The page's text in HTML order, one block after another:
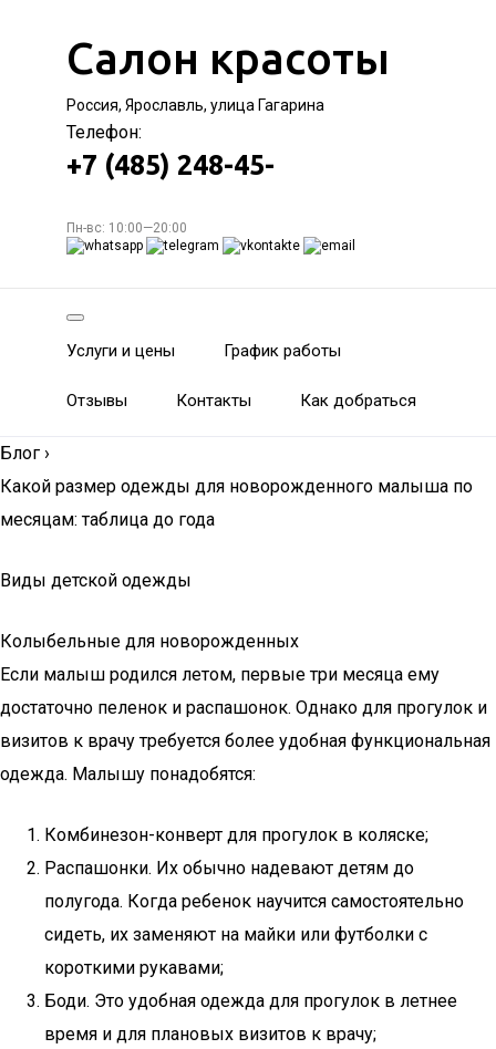
Салон красоты
Россия, Ярославль, улица Гагарина
Телефон:
+7 (485) 248-45-
Пн-вс: 10:00—20:00
Услуги и цены График работы
Отзывы Контакты Как добраться
Блог ›
Какой размер одежды для новорожденного малыша по
месяцам: таблица до года
Виды детской одежды
Колыбельные для новорожденных
Если малыш родился летом, первые три месяца ему
достаточно пеленок и распашонок. Однако для прогулок и
визитов к врачу требуется более удобная функциональная
одежда. Малышу понадобятся:
Комбинезон-конверт для прогулок в коляске;
Распашонки. Их обычно надевают детям до
полугода. Когда ребенок научится самостоятельно
сидеть, их заменяют на майки или футболки с
короткими рукавами;
Боди. Это удобная одежда для прогулок в летнее
время и для плановых визитов к врачу;